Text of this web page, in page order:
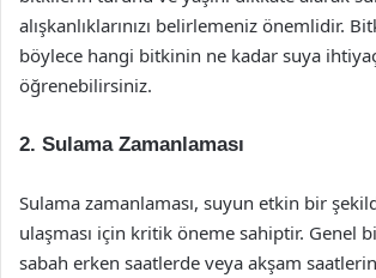
alışkanlıklarınızı belirlemeniz önemlidir.
böylece hangi bitkinin ne kadar suya
öğrenebilirsiniz.
2. Sulama Zamanlaması
Sulama zamanlaması, suyun etkin bir
ulaşması için kritik öneme sahiptir. Genel
sabah erken saatlerde veya akşam